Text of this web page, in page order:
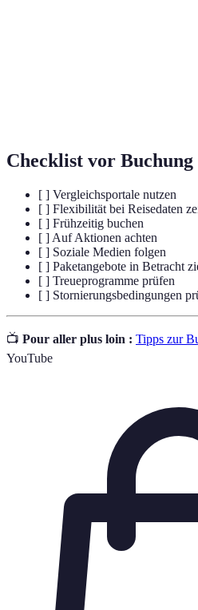
Checklist vor Buchung
[ ] Vergleichsportale nutzen
[ ] Flexibilität bei Reisedaten
[ ] Frühzeitig buchen
[ ] Auf Aktionen achten
[ ] Soziale Medien folgen
[ ] Paketangebote in Betracht
[ ] Treueprogramme prüfen
[ ] Stornierungsbedingungen
📺 Pour aller plus loin : Tipps zur
YouTube